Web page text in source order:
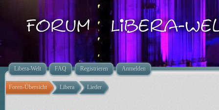
Libera-Welt FAQ Registrieren Anmelden
Foren-Übersicht Libera Lieder